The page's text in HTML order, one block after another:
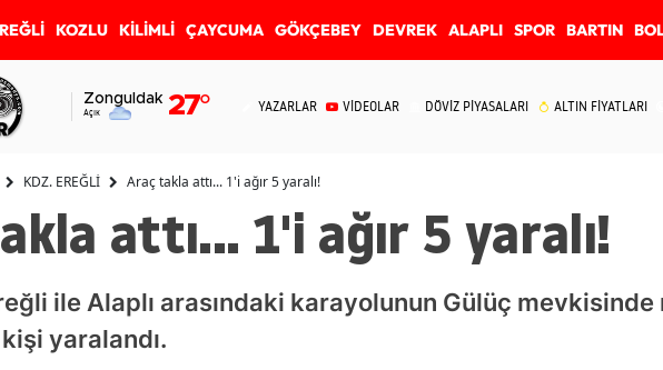
KOZLU KİLİMLİ ÇAYCUMA GÖKÇEBEY DEVREK ALAPLI SPOR BARTIN
Zonguldak
Açık 27° YAZARLAR VİDEOLAR DÖVİZ PİYASALARI ALTIN FİYATLARI
KDZ. EREĞLİ Araç takla attı... 1'i ağır 5 yaralı!
attı... 1'i ağır 5 yaralı!
ile Alaplı arasındaki karayolunun Gülüç
yaralandı.